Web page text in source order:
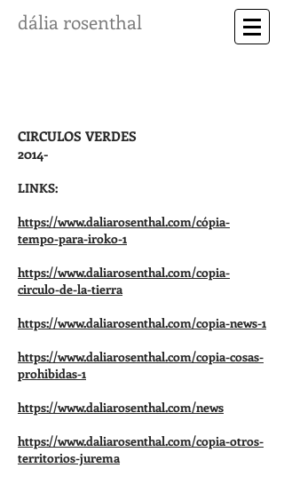
dália rosenthal
CIRCULOS VERDES
2014-
LINKS:
https://www.daliarosenthal.com/cópia-
tempo-para-iroko-1
https://www.daliarosenthal.com/copia-
circulo-de-la-tierra
https://www.daliarosenthal.com/copia-news-1
https://www.daliarosenthal.com/copia-cosas-
prohibidas-1
https://www.daliarosenthal.com/news
https://www.daliarosenthal.com/copia-otros-
territorios-jurema